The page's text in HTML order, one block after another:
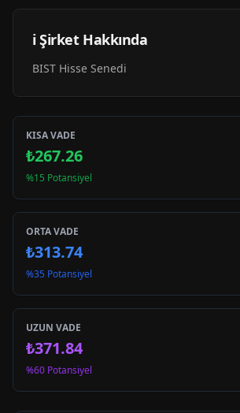
ℹ️ Şirket Hakkında
BIST Hisse Senedi
KISA VADE
₺267.26
%15 Potansiyel
ORTA VADE
₺313.74
%35 Potansiyel
UZUN VADE
₺371.84
%60 Potansiyel